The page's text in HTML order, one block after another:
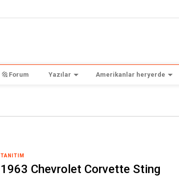
Forum Yazılar Amerikanlar heryerde
TANITIM
1963 Chevrolet Corvette Sting